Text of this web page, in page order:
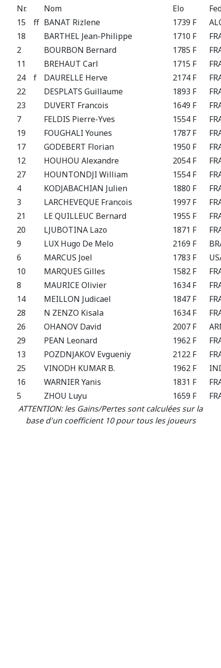
Nr. Nom Elo
15
ff BANAT Rizlene 1739 F
18
BARTHEL Jean-Philippe 1710 F
2
BOURBON Bernard 1785 F
11
BREHAUT Carl 1715 F
24
f DAURELLE Herve 2174 F
22
DESPLATS Guillaume 1893 F
23
DUVERT Francois 1649 F
7
FELDIS Pierre-Yves 1554 F
19
FOUGHALI Younes 1787 F
17
GODEBERT Florian 1950 F
12
HOUHOU Alexandre 2054 F
27
HOUNTONDJI William 1554 F
4
KODJABACHIAN Julien 1880 F
3
LARCHEVEQUE Francois 1997 F
21
LE QUILLEUC Bernard 1955 F
20
LJUBOTINA Lazo 1871 F
9
LUX Hugo De Melo 2169 F
6
MARCUS Joel 1783 F
10
MARQUES Gilles 1582 F
8
MAURICE Olivier 1634 F
14
MEILLON Judicael 1847 F
28
N ZENZO Kisala 1634 F
26
OHANOV David 2007 F
29
PEAN Leonard 1962 F
13
POZDNJAKOV Evgueniy 2122 F
25
VINODH KUMAR B. 1962 F
16
WARNIER Yanis 1831 F
5
ZHOU Luyu 1659 F
ATTENTION: les Gains/Pertes sont calculées sur la
base d'un coefficient 10 pour tous les joueurs